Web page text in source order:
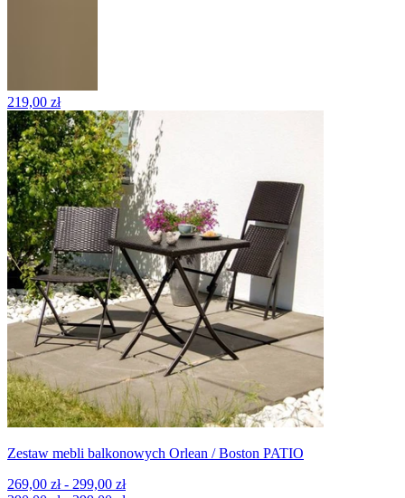
219,00 zł
Zestaw mebli balkonowych Orlean / Boston PATIO
269,00 zł - 299,00 zł